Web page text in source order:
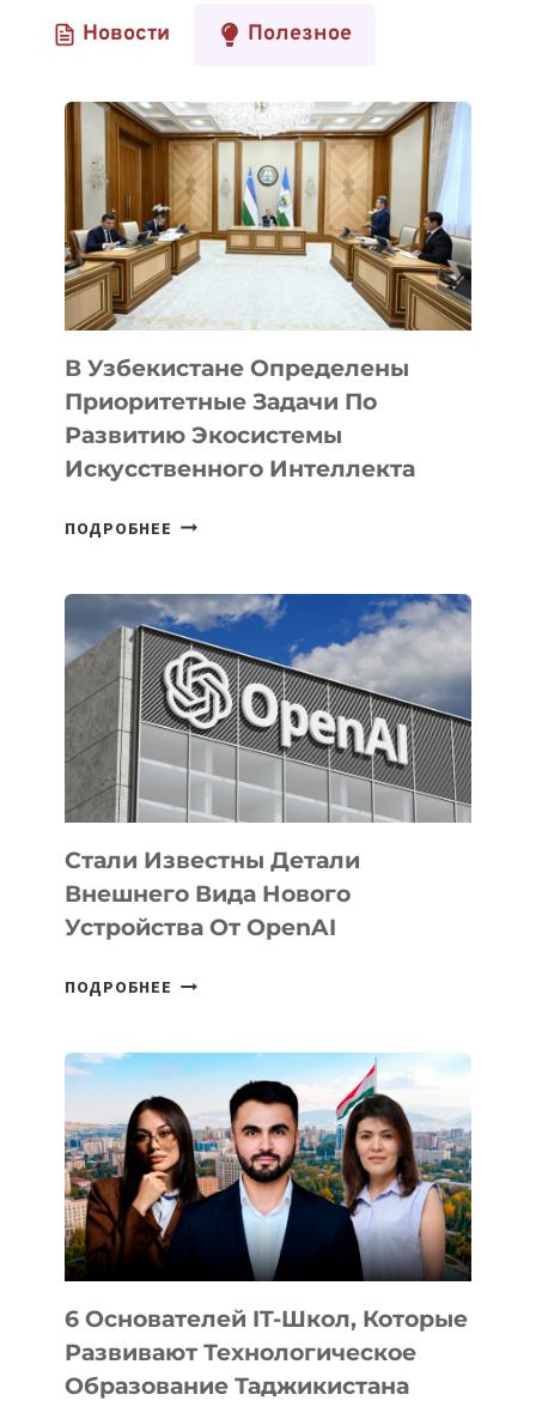
Новости Полезное
В Узбекистане Определены
Приоритетные Задачи По
Развитию Экосистемы
Искусственного Интеллекта
ПОДРОБНЕЕ В
ПРИОРИТЕТНЫЕ
ЗАДАЧИ
ПО
РАЗВИТИЮ
ЭКОСИСТЕМЫ
ИСКУССТВЕННОГО
ИНТЕЛЛЕКТА
Стали Известны Детали
Внешнего Вида Нового
Устройства От OpenAI
ПОДРОБНЕЕ СТАЛИ
ВНЕШНЕГО
ВИДА
НОВОГО
УСТРОЙСТВА
ОТ
OPENAI
6 Основателей IT-Школ, Которые
Развивают Технологическое
Образование Таджикистана